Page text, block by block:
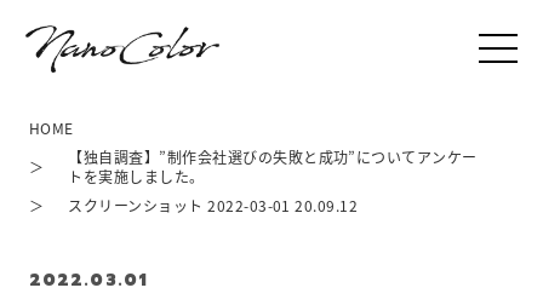
2022.03.01
HOME
【独自調査】”制作会社選びの失敗と成功”についてアンケー
トを実施しました。
スクリーンショット 2022-03-01 20.09.12